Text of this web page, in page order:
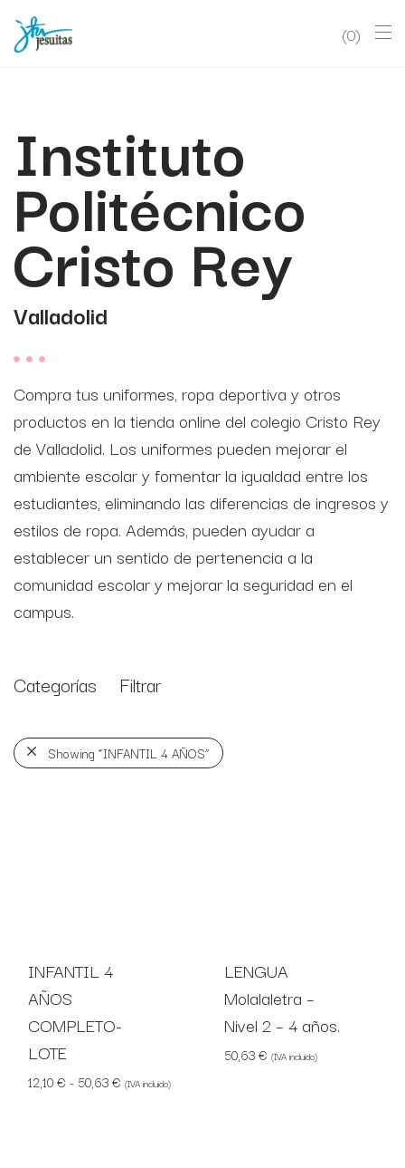
0
Instituto
Politécnico
Cristo Rey
Valladolid
Compra tus uniformes, ropa deportiva y otros
productos en la tienda online del colegio Cristo Rey
de Valladolid. Los uniformes pueden mejorar el
ambiente escolar y fomentar la igualdad entre los
estudiantes, eliminando las diferencias de ingresos y
estilos de ropa. Además, pueden ayudar a
establecer un sentido de pertenencia a la
comunidad escolar y mejorar la seguridad en el
campus.
Categorías Filtrar
Showing “INFANTIL 4 AÑOS”
INFANTIL 4
AÑOS
COMPLETO-
LOTE
12,10€ - 50,63€ Rango de precios: desde 12,10 € hasta 50,63 €
(IVA incluido)
LENGUA
Molalaletra –
Nivel 2 – 4 años.
50,63€ (IVA incluido)